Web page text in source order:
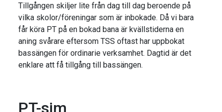
Tillgången skiljer lite från dag till dag beroende på
vilka skolor/föreningar som är inbokade. Då vi bara
får köra PT på en bokad bana är kvällstiderna en
aning svårare eftersom TSS oftast har uppbokat
bassängen för ordinarie verksamhet. Dagtid är det
enklare att få tillgång till bassängen.
PT-sim